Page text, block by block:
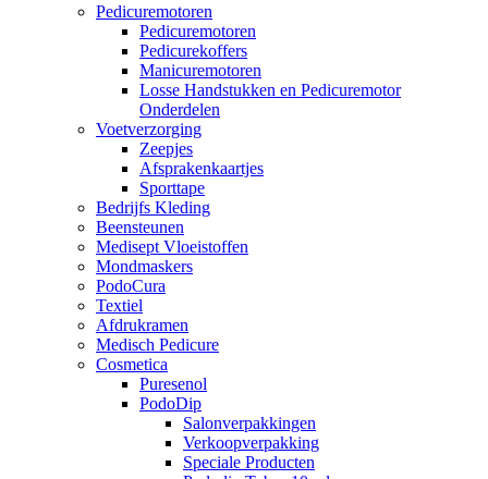
Pedicuremotoren
Pedicuremotoren
Pedicurekoffers
Manicuremotoren
Losse Handstukken en Pedicuremotor
Onderdelen
Voetverzorging
Zeepjes
Afsprakenkaartjes
Sporttape
Bedrijfs Kleding
Beensteunen
Medisept Vloeistoffen
Mondmaskers
PodoCura
Textiel
Afdrukramen
Medisch Pedicure
Cosmetica
Puresenol
PodoDip
Salonverpakkingen
Verkoopverpakking
Speciale Producten